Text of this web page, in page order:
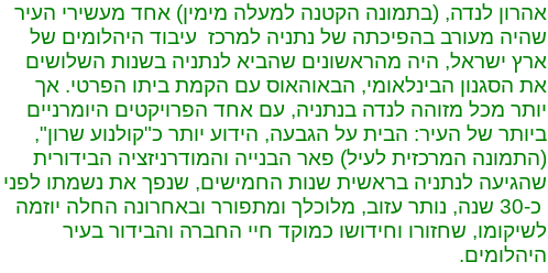
אהרון לנדה, (בתמונה הקטנה למעלה מימין) אחד מעשירי העיר
שהיה מעורב בהפיכתה של נתניה למרכז עיבוד היהלומים של
ארץ ישראל, היה מהראשונים שהביא לנתניה בשנות השלושים
את הסגנון הבינלאומי, הבאוהאוס עם הקמת ביתו הפרטי. אך
יותר מכל מזוהה לנדה בנתניה, עם אחד הפרויקטים היומרניים
ביותר של העיר: הבית על הגבעה, הידוע יותר כ"קולנוע שרון",
(התמונה המרכזית לעיל) פאר הבנייה והמודרניזציה הבידורית
שהגיעה לנתניה בראשית שנות החמישים, שנפך את נשמתו לפני
כ-30 שנה, נותר עזוב, מלוכלך ומתפורר ובאחרונה החלה יוזמה
לשיקומו, שחזורו וחידושו כמוקד חיי החברה והבידור בעיר
היהלומים.